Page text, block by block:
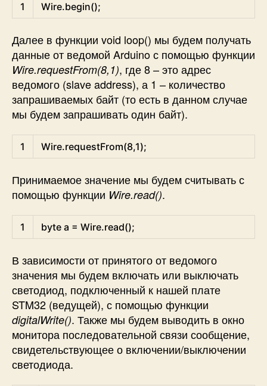
1 Wire.begin();
Далее в функции void loop() мы будем получать
данные от ведомой Arduino с помощью функции
Wire.requestFrom(8,1), где 8 – это адрес
ведомого (slave address), а 1 – количество
запрашиваемых байт (то есть в данном случае
мы будем запрашивать один байт).
1 Wire.requestFrom(8,1);
Принимаемое значение мы будем считывать с
помощью функции Wire.read().
1 byte a = Wire.read();
В зависимости от принятого от ведомого
значения мы будем включать или выключать
светодиод, подключенный к нашей плате
STM32 (ведущей), с помощью функции
digitalWrite(). Также мы будем выводить в окно
монитора последовательной связи сообщение,
свидетельствующее о включении/выключении
светодиода.